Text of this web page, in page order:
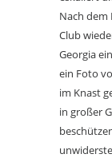
Nach dem
Club
Georgia
ein Foto
im Knast
in großer